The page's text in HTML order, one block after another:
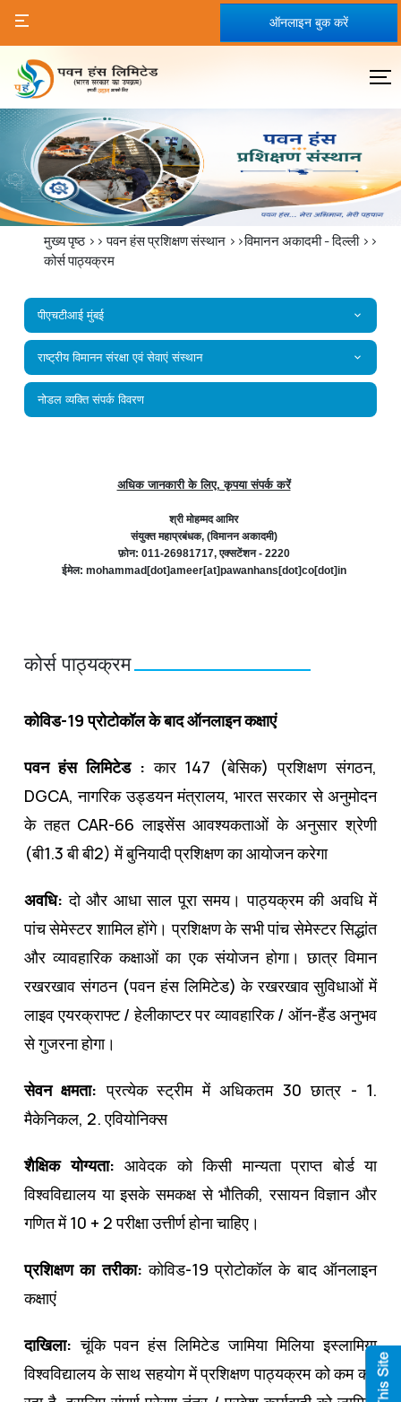
ऑनलाइन बुक करें
मुख्य पृष्ठ >>पवन हंस प्रशिक्षण संस्थान >>विमानन अकादमी - दिल्ली >>
कोर्स पाठ्यक्रम
पीएचटीआई मुंबई
राष्‍ट्रीय विमानन संरक्षा एवं सेवाएं संस्‍थान
नोडल व्यक्ति संपर्क विवरण
अधिक जानकारी के लिए, कृपया संपर्क करें
श्री मोहम्मद आमिर
संयुक्त महाप्रबंधक, (विमानन अकादमी)
फ़ोन: 011-26981717, एक्सटेंशन - 2220
ईमेल: mohammad[dot]ameer[at]pawanhans[dot]co[dot]in
कोर्स पाठ्यक्रम
कोविड-19 प्रोटोकॉल के बाद ऑनलाइन कक्षाएं
पवन हंस लिमिटेड :कार 147 (बेसिक) प्रशिक्षण संगठन,
DGCA, नागरिक उड्डयन मंत्रालय, भारत सरकार से अनुमोदन
के तहत CAR-66 लाइसेंस आवश्यकताओं के अनुसार श्रेणी
(बी1.3 बी बी2) में बुनियादी प्रशिक्षण का आयोजन करेगा
अवधि:दो और आधा साल पूरा समय। पाठ्यक्रम की अवधि में
पांच सेमेस्टर शामिल होंगे। प्रशिक्षण के सभी पांच सेमेस्टर सिद्धांत
और व्यावहारिक कक्षाओं का एक संयोजन होगा। छात्र विमान
रखरखाव संगठन (पवन हंस लिमिटेड) के रखरखाव सुविधाओं में
लाइव एयरक्राफ्ट / हेलीकाप्टर पर व्यावहारिक / ऑन-हैंड अनुभव
से गुजरना होगा।
सेवन क्षमता:प्रत्येक स्ट्रीम में अधिकतम 30 छात्र - 1.
मैकेनिकल, 2. एवियोनिक्स
शैक्षिक योग्यता: आवेदक को किसी मान्यता प्राप्त बोर्ड या
विश्वविद्यालय या इसके समकक्ष से भौतिकी, रसायन विज्ञान और
गणित में 10 + 2 परीक्षा उत्तीर्ण होना चाहिए।
प्रशिक्षण का तरीका:कोविड-19 प्रोटोकॉल के बाद ऑनलाइन
कक्षाएं
दाखिला: चूंकि पवन हंस लिमिटेड जामिया मिलिया इस्लामिया
विश्वविद्यालय के साथ सहयोग में प्रशिक्षण पाठ्यक्रम को कम कर